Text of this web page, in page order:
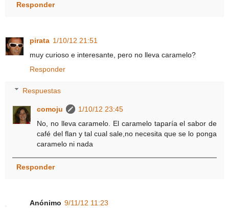
Responder
pirata 1/10/12 21:51
muy curioso e interesante, pero no lleva caramelo?
Responder
Respuestas
comoju
1/10/12 23:45
No, no lleva caramelo. El caramelo taparía el sabor de
café del flan y tal cual sale,no necesita que se lo ponga
caramelo ni nada
Responder
Anónimo 9/11/12 11:23